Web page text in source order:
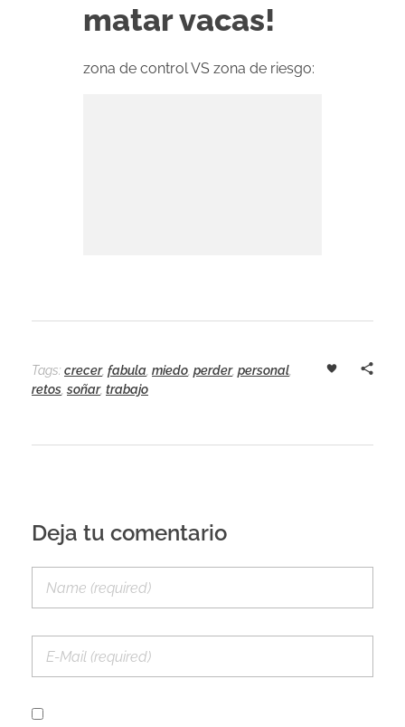
matar vacas!
zona de control VS zona de riesgo:
Tags: crecer, fabula, miedo, perder, personal,
retos, soñar, trabajo
Deja tu comentario